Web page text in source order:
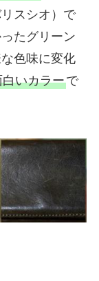
スシオ）で
たグリーン
色味に変化
いカラーで